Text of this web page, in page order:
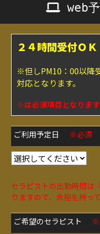
web予
２４時間受付ＯＫ
※但しPM10：00以降
対応となります。
※は必須項目となります
ご利用予定日 ※必須
セラピストの出勤時間は
りますので、余裕を持っ
ご希望のセラピスト ※